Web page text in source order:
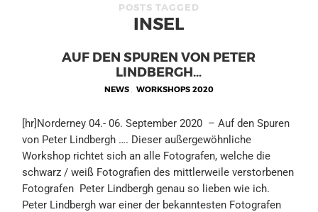
POSTS TAGGED
INSEL
AUF DEN SPUREN VON PETER
LINDBERGH…
NEWS , WORKSHOPS 2020
[hr]Norderney 04.- 06. September 2020 – Auf den Spuren
von Peter Lindbergh …. Dieser außergewöhnliche
Workshop richtet sich an alle Fotografen, welche die
schwarz / weiß Fotografien des mittlerweile verstorbenen
Fotografen Peter Lindbergh genau so lieben wie ich.
Peter Lindbergh war einer der bekanntesten Fotografen